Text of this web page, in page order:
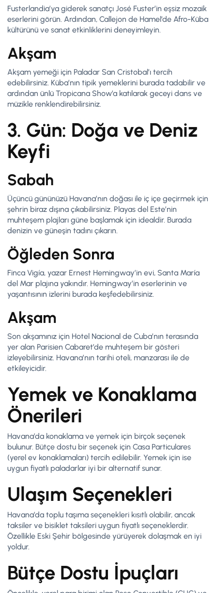
Fusterlandia’ya giderek sanatçı José Fuster’in eşsiz mozaik
eserlerini görün. Ardından, Callejon de Hamel’de Afro-Küba
kültürünü ve sanat etkinliklerini deneyimleyin.
Akşam
Akşam yemeği için Paladar San Cristobal’ı tercih
edebilirsiniz. Küba’nın tipik yemeklerini burada tadabilir ve
ardından ünlü Tropicana Show’a katılarak geceyi dans ve
müzikle renklendirebilirsiniz.
3. Gün: Doğa ve Deniz
Keyfi
Sabah
Üçüncü gününüzü Havana’nın doğası ile iç içe geçirmek için
şehrin biraz dışına çıkabilirsiniz. Playas del Este’nin
muhteşem plajları güne başlamak için idealdir. Burada
denizin ve güneşin tadını çıkarın.
Öğleden Sonra
Finca Vigía, yazar Ernest Hemingway’in evi, Santa María
del Mar plajına yakındır. Hemingway’in eserlerinin ve
yaşantısının izlerini burada keşfedebilirsiniz.
Akşam
Son akşamınız için Hotel Nacional de Cuba’nın terasında
yer alan Parisien Cabaret’de muhteşem bir gösteri
izleyebilirsiniz. Havana’nın tarihi oteli, manzarası ile de
etkileyicidir.
Yemek ve Konaklama
Önerileri
Havana’da konaklama ve yemek için birçok seçenek
bulunur. Bütçe dostu bir seçenek için Casa Particulares
(yerel ev konaklamaları) tercih edilebilir. Yemek için ise
uygun fiyatlı paladarlar iyi bir alternatif sunar.
Ulaşım Seçenekleri
Havana’da toplu taşıma seçenekleri kısıtlı olabilir, ancak
taksiler ve bisiklet taksileri uygun fiyatlı seçeneklerdir.
Özellikle Eski Şehir bölgesinde yürüyerek dolaşmak en iyi
yoldur.
Bütçe Dostu İpuçları